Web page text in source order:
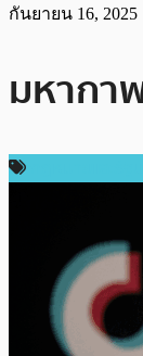
กันยายน 16, 2025
มหากา